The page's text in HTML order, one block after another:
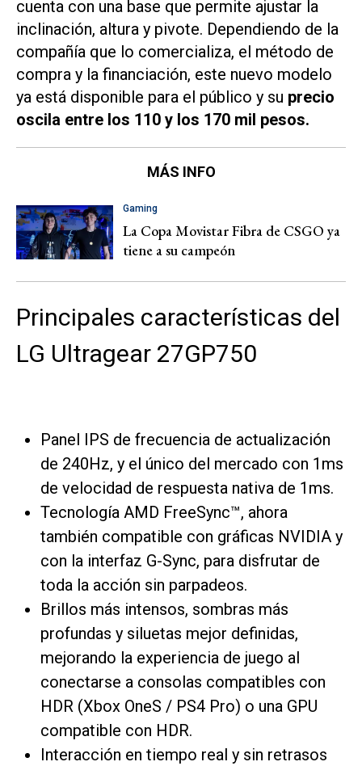
cuenta con una base que permite ajustar la
inclinación, altura y pivote. Dependiendo de la
compañía que lo comercializa, el método de
compra y la financiación, este nuevo modelo
ya está disponible para el público y su precio
oscila entre los 110 y los 170 mil pesos.
MÁS INFO
Gaming
La Copa Movistar Fibra de CSGO ya
tiene a su campeón
Principales características del
LG Ultragear 27GP750
Panel IPS de frecuencia de actualización
de 240Hz, y el único del mercado con 1ms
de velocidad de respuesta nativa de 1ms.
Tecnología AMD FreeSync™, ahora
también compatible con gráficas NVIDIA y
con la interfaz G-Sync, para disfrutar de
toda la acción sin parpadeos.
Brillos más intensos, sombras más
profundas y siluetas mejor definidas,
mejorando la experiencia de juego al
conectarse a consolas compatibles con
HDR (Xbox OneS / PS4 Pro) o una GPU
compatible con HDR.
Interacción en tiempo real y sin retrasos